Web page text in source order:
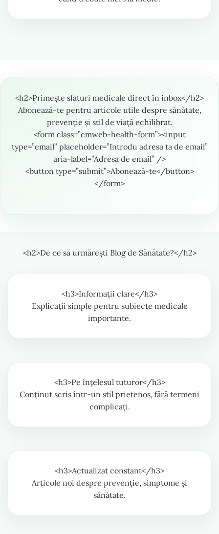
<h2>Primește sfaturi medicale direct în inbox</h2>
Abonează-te pentru articole utile despre sănătate,
prevenție și stil de viață echilibrat.
<form class=”cmweb-health-form”><input
type=”email” placeholder=”Introdu adresa ta de email”
aria-label=”Adresa de email” />
<button type=”submit”>Abonează-te</button>
</form>
<h2>De ce să urmărești Blog de Sănătate?</h2>
<h3>Informații clare</h3>
Explicații simple pentru subiecte medicale
importante.
<h3>Pe înțelesul tuturor</h3>
Conținut scris într-un stil prietenos, fără termeni
complicați.
<h3>Actualizat constant</h3>
Articole noi despre prevenție, simptome și
sănătate.